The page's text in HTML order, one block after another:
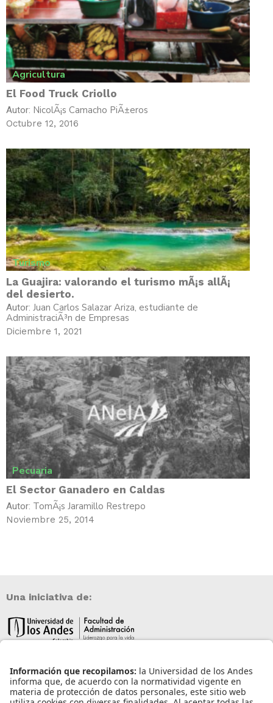
Agricultura
El Food Truck Criollo
Autor: NicolÃ¡s Camacho PiÃ±eros
Octubre 12, 2016
Turismo
La Guajira: valorando el turismo mÃ¡s allÃ¡
del desierto.
Autor: Juan Carlos Salazar Ariza, estudiante de
AdministraciÃ³n de Empresas
Diciembre 1, 2021
Pecuaria
El Sector Ganadero en Caldas
Autor: TomÃ¡s Jaramillo Restrepo
Noviembre 25, 2014
Una iniciativa de:
Información de contacto